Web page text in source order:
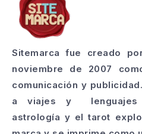
Sitemarca fue creado
noviembre de 2007
comunicación y
a viajes y lenguajes
astrología y el tarot